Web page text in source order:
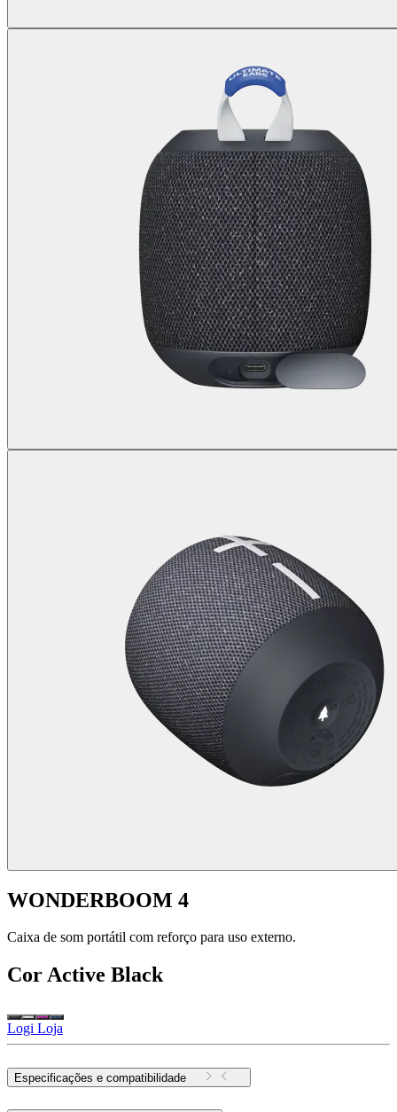
WONDERBOOM 4
Caixa de som portátil com reforço para uso externo.
CorActive Black
Logi Loja
Especificações e compatibilidade